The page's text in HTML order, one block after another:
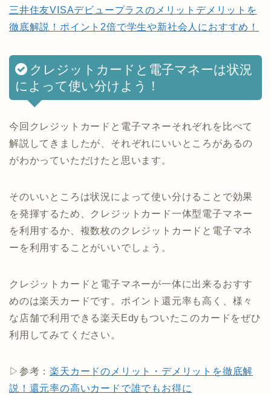
三井住友VISAデビュープラスのメリットデメリットを
徹底解説！ポイント2倍で学生や新社会人におすすめ！
クレジットカードと電子マネーは状況
によって使い分けよう！
今回クレジットカードと電子マネーそれぞれを比べて
解説してきましたが、それぞれにいいところがあるの
がわかっていただけたと思います。
そのいいところは状況によって使い分けることで効果
を発揮するため、クレジットカード一体型電子マネー
を利用するか、複数枚のクレジットカードと電子マネ
ーを利用することがいいでしょう。
クレジットカードと電子マネーが一体に出来るおすす
めのは楽天カードです。ポイント還元率も高く、様々
な店舗で利用できる楽天Edyもついたこのカードをぜひ
利用してみてください。
▷参考：楽天カードのメリット・デメリットを徹底解
説！還元率の高いカードで誰でもお得に